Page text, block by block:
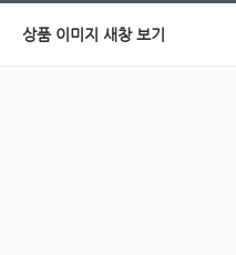
상품 이미지 새창 보기